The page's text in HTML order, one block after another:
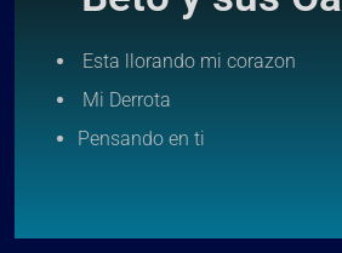
Esta llorando mi corazon
Mi Derrota
Pensando en ti